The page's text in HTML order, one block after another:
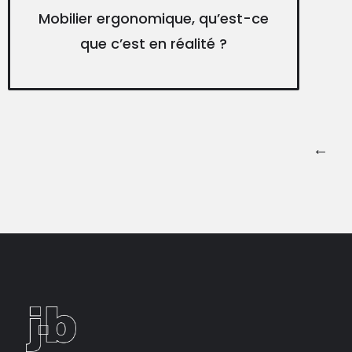
Mobilier ergonomique, qu’est-ce
que c’est en réalité ?
←